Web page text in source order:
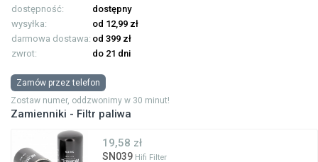
dostępność:
dostępny
wysyłka:
od 12,99 zł
darmowa dostawa: od 399 zł
zwrot:
do 21 dni
Zamów przez telefon
Zostaw numer, oddzwonimy w 30 minut!
Zamienniki - Filtr paliwa
19,58 zł
SN039 Hifi Filter